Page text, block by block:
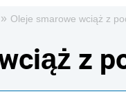
» Oleje smarowe wciąż z
z